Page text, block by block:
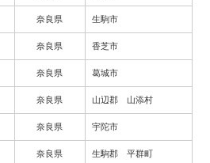
奈良県 生駒市
奈良県 香芝市
奈良県 葛城市
奈良県 山辺郡 山添村
奈良県 宇陀市
奈良県 生駒郡 平群町